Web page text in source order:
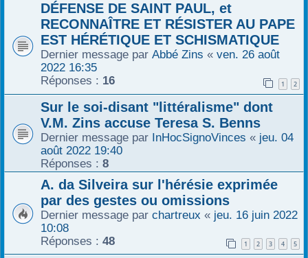
DÉFENSE DE SAINT PAUL, et
RECONNAÎTRE ET RÉSISTER AU PAPE
EST HÉRÉTIQUE ET SCHISMATIQUE
Dernier message par Abbé Zins « ven. 26 août
2022 16:35
Réponses : 16 1 2
Sur le soi-disant "littéralisme" dont
V.M. Zins accuse Teresa S. Benns
Dernier message par InHocSignoVinces « jeu. 04
août 2022 19:40
Réponses : 8
A. da Silveira sur l'hérésie exprimée
par des gestes ou omissions
Dernier message par chartreux « jeu. 16 juin 2022
10:08
Réponses : 48 1 2 3 4 5